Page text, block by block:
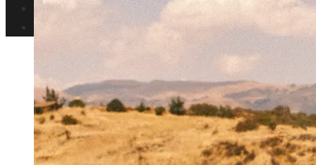
Cultura y ocio
Responsabilidad Social